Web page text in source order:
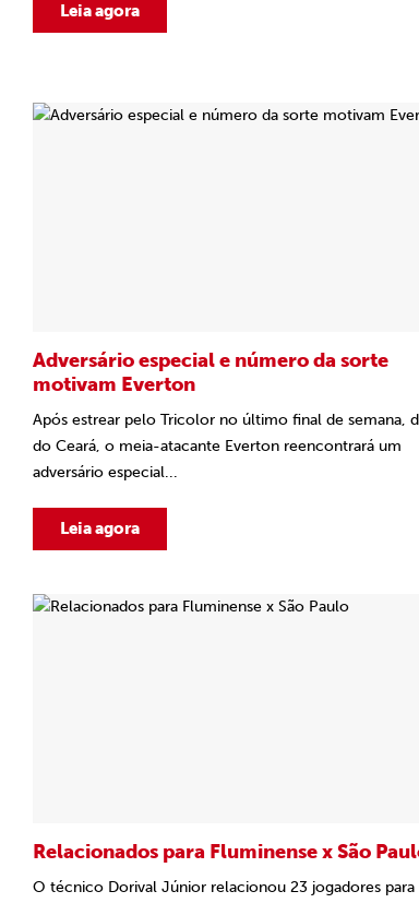
Leia agora
Adversário especial e número da sorte
motivam Everton
Após estrear pelo Tricolor no último final de semana,
do Ceará, o meia-atacante Everton reencontrará um
adversário especial...
Leia agora
Relacionados para Fluminense x São
O técnico Dorival Júnior relacionou 23 jogadores para